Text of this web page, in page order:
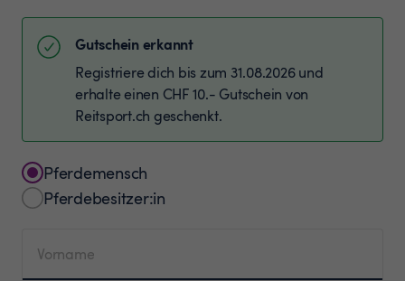
Gutschein erkannt
Registriere dich bis zum 31.08.2026 und
erhalte einen CHF 10.- Gutschein von
Reitsport.ch geschenkt.
Pferdemensch
Pferdebesitzer:in
Vorname